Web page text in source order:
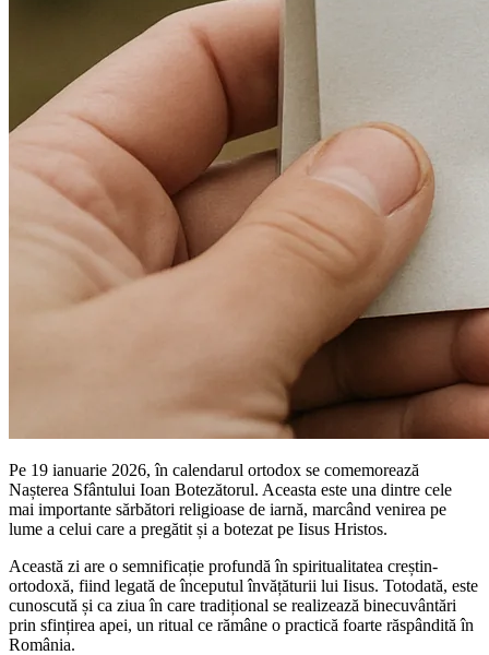
Pe 19 ianuarie 2026, în calendarul ortodox se comemorează
Nașterea Sfântului Ioan Botezătorul. Aceasta este una dintre cele
mai importante sărbători religioase de iarnă, marcând venirea pe
lume a celui care a pregătit și a botezat pe Iisus Hristos.
Această zi are o semnificație profundă în spiritualitatea creștin-
ortodoxă, fiind legată de începutul învățăturii lui Iisus. Totodată, este
cunoscută și ca ziua în care tradițional se realizează binecuvântări
prin sfințirea apei, un ritual ce rămâne o practică foarte răspândită în
România.